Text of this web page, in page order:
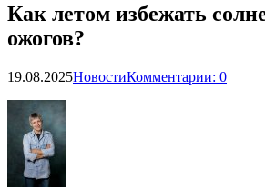
Как летом избежать
ожогов?
19.08.2025НовостиКомментарии: 0